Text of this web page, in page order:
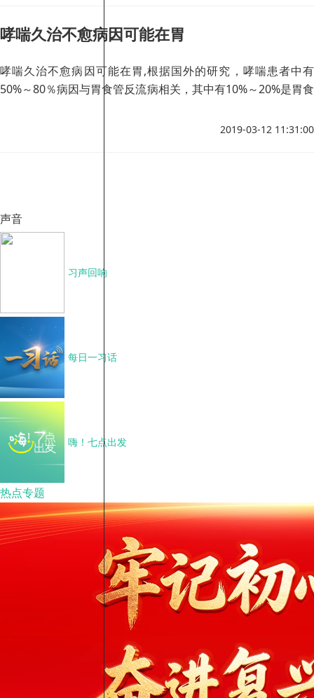
哮喘久治不愈病因可能在胃
哮喘久治不愈病因可能在胃,根据国外的研究，哮喘患者中有
50%～80％病因与胃食管反流病相关，其中有10%～20%是胃食
嗳气等消化道症状，那么哮喘由胃食管反流病引起的可能性极
2019-03-12 11:31:00
声音
习声回响
每日一习话
嗨！七点出发
热点专题